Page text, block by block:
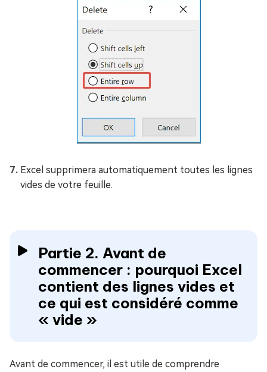
Excel supprimera automatiquement toutes les lignes
vides de votre feuille.
Partie 2. Avant de
commencer : pourquoi Excel
contient des lignes vides et
ce qui est considéré comme
« vide »
Avant de commencer, il est utile de comprendre